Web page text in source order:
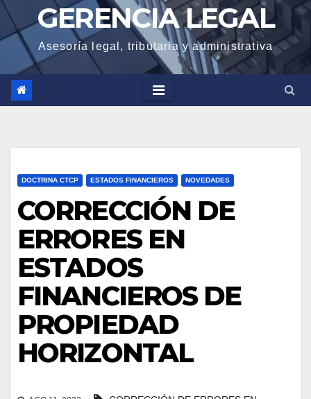
GERENCIA LEGAL
Asesoría legal, tributaria y administrativa
DOCTRINA CTCP ESTADOS FINANCIEROS NOVEDADES
CORRECCIÓN DE
ERRORES EN
ESTADOS
FINANCIEROS DE
PROPIEDAD
HORIZONTAL